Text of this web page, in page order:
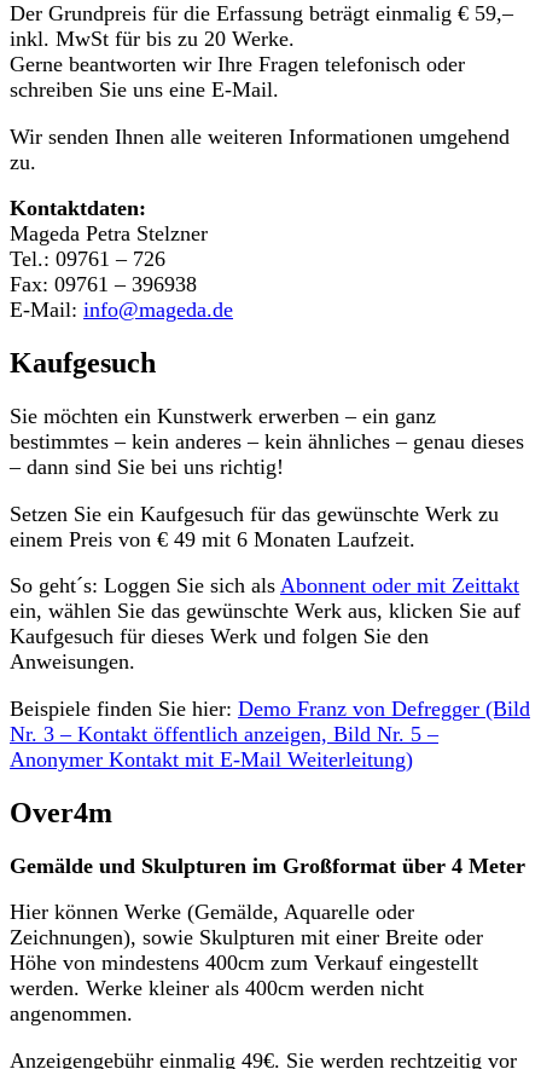
Der Grundpreis für die Erfassung beträgt einmalig € 59,–
inkl. MwSt für bis zu 20 Werke.
Gerne beantworten wir Ihre Fragen telefonisch oder
schreiben Sie uns eine E-Mail.
Wir senden Ihnen alle weiteren Informationen umgehend
zu.
Kontaktdaten:
Mageda Petra Stelzner
Tel.: 09761 – 726
Fax: 09761 – 396938
E-Mail: info@mageda.de
Kaufgesuch
Sie möchten ein Kunstwerk erwerben – ein ganz
bestimmtes – kein anderes – kein ähnliches – genau dieses
– dann sind Sie bei uns richtig!
Setzen Sie ein Kaufgesuch für das gewünschte Werk zu
einem Preis von € 49 mit 6 Monaten Laufzeit.
So geht´s: Loggen Sie sich als Abonnent oder mit Zeittakt
ein, wählen Sie das gewünschte Werk aus, klicken Sie auf
Kaufgesuch für dieses Werk und folgen Sie den
Anweisungen.
Beispiele finden Sie hier: Demo Franz von Defregger (Bild
Nr. 3 – Kontakt öffentlich anzeigen, Bild Nr. 5 –
Anonymer Kontakt mit E-Mail Weiterleitung)
Over4m
Gemälde und Skulpturen im Großformat über 4 Meter
Hier können Werke (Gemälde, Aquarelle oder
Zeichnungen), sowie Skulpturen mit einer Breite oder
Höhe von mindestens 400cm zum Verkauf eingestellt
werden. Werke kleiner als 400cm werden nicht
angenommen.
Anzeigengebühr einmalig 49€. Sie werden rechtzeitig vor